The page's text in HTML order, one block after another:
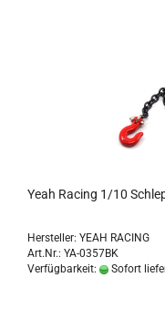
Yeah Racing 1/10
Hersteller: YEAH RACING
Art.Nr.: YA-0357BK
Verfügbarkeit:
Sofort